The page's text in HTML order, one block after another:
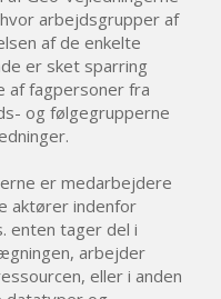
arbejdsgrupper af
af de enkelte
er sket sparring
af fagpersoner fra
og følgegrupperne
er medarbejdere
aktører indenfor
enten tager del i
arbejder
eller i anden